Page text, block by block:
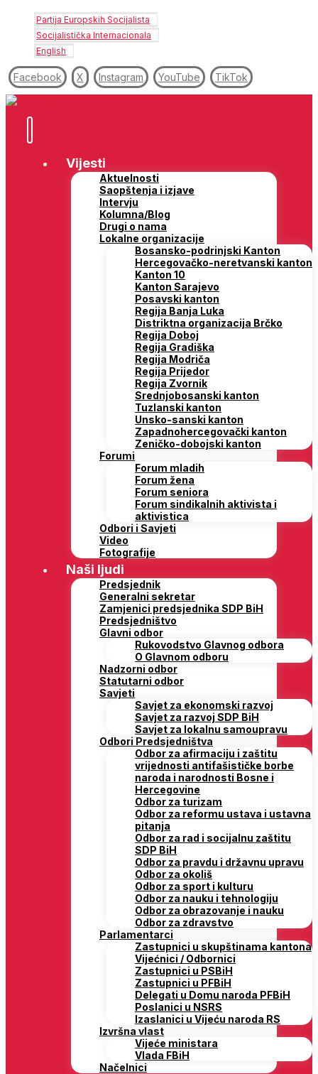
Partija Europskih Socijalista
Socijalistička Internacionala
English
Facebook X Instagram YouTube TikTok
Vijesti
Aktuelnosti
Saopštenja i izjave
Intervju
Kolumna/Blog
Drugi o nama
Lokalne organizacije
Bosansko-podrinjski Kanton
Hercegovačko-neretvanski kanton
Kanton 10
Kanton Sarajevo
Posavski kanton
Regija Banja Luka
Distriktna organizacija Brčko
Regija Doboj
Regija Gradiška
Regija Modriča
Regija Prijedor
Regija Zvornik
Srednjobosanski kanton
Tuzlanski kanton
Unsko-sanski kanton
Zapadnohercegovački kanton
Zeničko-dobojski kanton
Forumi
Forum mladih
Forum žena
Forum seniora
Forum sindikalnih aktivista i
aktivistica
Odbori i Savjeti
Video
Fotografije
Naši ljudi
Predsjednik
Generalni sekretar
Zamjenici predsjednika SDP BiH
Predsjedništvo
Glavni odbor
Rukovodstvo Glavnog odbora
O Glavnom odboru
Nadzorni odbor
Statutarni odbor
Savjeti
Savjet za ekonomski razvoj
Savjet za razvoj SDP BiH
Savjet za lokalnu samoupravu
Odbori Predsjedništva
Odbor za afirmaciju i zaštitu
vrijednosti antifašističke borbe
naroda i narodnosti Bosne i
Hercegovine
Odbor za turizam
Odbor za reformu ustava i ustavna
pitanja
Odbor za rad i socijalnu zaštitu
SDP BiH
Odbor za pravdu i državnu upravu
Odbor za okoliš
Odbor za sport i kulturu
Odbor za nauku i tehnologiju
Odbor za obrazovanje i nauku
Odbor za zdravstvo
Parlamentarci
Zastupnici u skupštinama kantona
Vijećnici / Odbornici
Zastupnici u PSBiH
Zastupnici u PFBiH
Delegati u Domu naroda PFBiH
Poslanici u NSRS
Izaslanici u Vijeću naroda RS
Izvršna vlast
Vijeće ministara
Vlada FBiH
Načelnici